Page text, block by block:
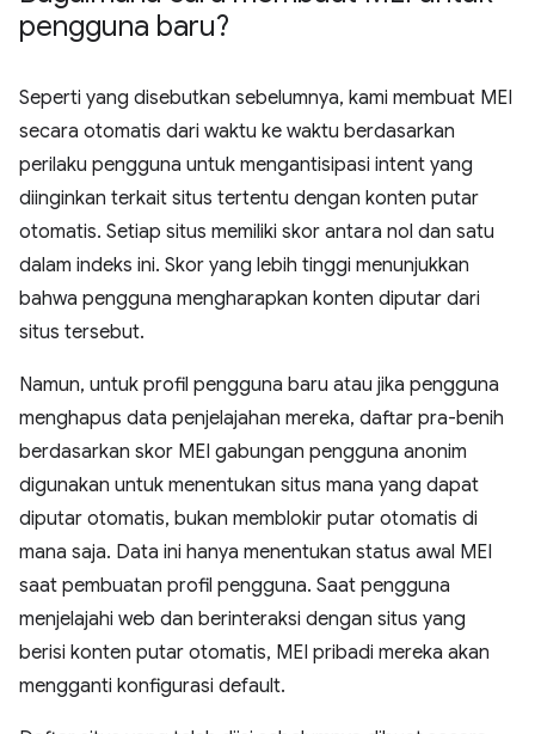
pengguna baru?
Seperti yang disebutkan sebelumnya, kami membuat MEI
secara otomatis dari waktu ke waktu berdasarkan
perilaku pengguna untuk mengantisipasi intent yang
diinginkan terkait situs tertentu dengan konten putar
otomatis. Setiap situs memiliki skor antara nol dan satu
dalam indeks ini. Skor yang lebih tinggi menunjukkan
bahwa pengguna mengharapkan konten diputar dari
situs tersebut.
Namun, untuk profil pengguna baru atau jika pengguna
menghapus data penjelajahan mereka, daftar pra-benih
berdasarkan skor MEI gabungan pengguna anonim
digunakan untuk menentukan situs mana yang dapat
diputar otomatis, bukan memblokir putar otomatis di
mana saja. Data ini hanya menentukan status awal MEI
saat pembuatan profil pengguna. Saat pengguna
menjelajahi web dan berinteraksi dengan situs yang
berisi konten putar otomatis, MEI pribadi mereka akan
mengganti konfigurasi default.